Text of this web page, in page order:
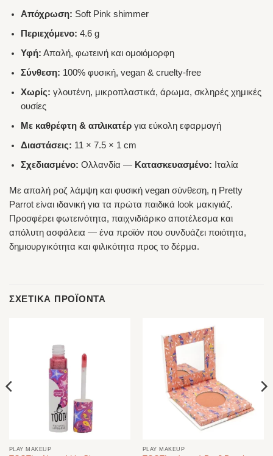
Απόχρωση: Soft Pink shimmer
Περιεχόμενο: 4.6 g
Υφή: Απαλή, φωτεινή και ομοιόμορφη
Σύνθεση: 100% φυσική, vegan & cruelty-free
Χωρίς: γλουτένη, μικροπλαστικά, άρωμα, σκληρές χημικές
ουσίες
Με καθρέφτη & απλικατέρ για εύκολη εφαρμογή
Διαστάσεις: 11 × 7.5 × 1 cm
Σχεδιασμένο: Ολλανδία — Κατασκευασμένο: Ιταλία
Με απαλή ροζ λάμψη και φυσική vegan σύνθεση, η Pretty
Parrot είναι ιδανική για τα πρώτα παιδικά look μακιγιάζ.
Προσφέρει φωτεινότητα, παιχνιδιάρικο αποτέλεσμα και
απόλυτη ασφάλεια — ένα προϊόν που συνδυάζει ποιότητα,
δημιουργικότητα και φιλικότητα προς το δέρμα.
ΣΧΕΤΙΚΆ ΠΡΟΪΌΝΤΑ
PLAY MAKEUP PLAY MAKEUP